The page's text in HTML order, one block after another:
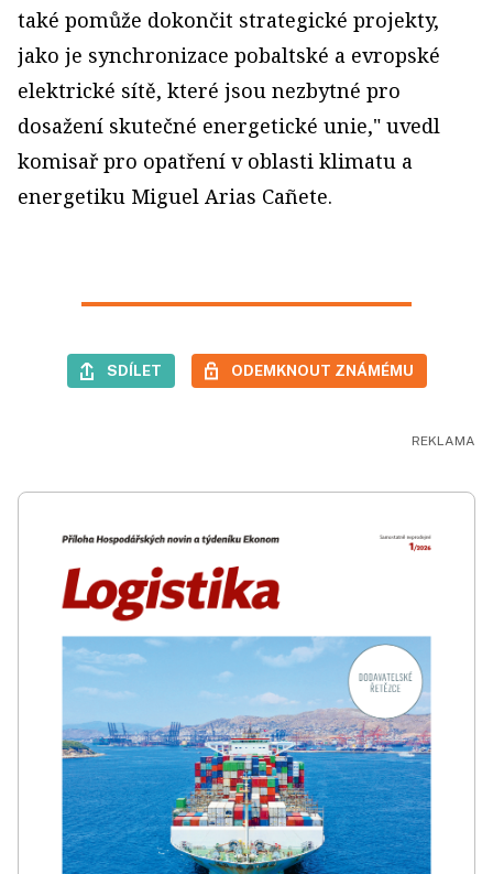
také pomůže dokončit strategické projekty,
jako je synchronizace pobaltské a evropské
elektrické sítě, které jsou nezbytné pro
dosažení skutečné energetické unie," uvedl
komisař pro opatření v oblasti klimatu a
energetiku Miguel Arias Cañete.
SDÍLET ODEMKNOUT ZNÁMÉMU